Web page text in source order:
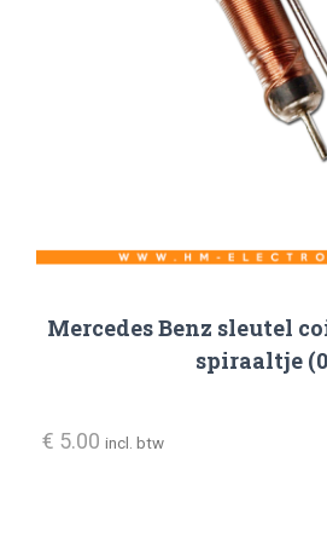
Mercedes Benz sleutel
spiraaltje
€ 5.00 incl. btw